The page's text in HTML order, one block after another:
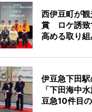
西伊豆町が
賞 ロケ誘致
高める取り
伊豆急下田
「下田海中
豆急10件目